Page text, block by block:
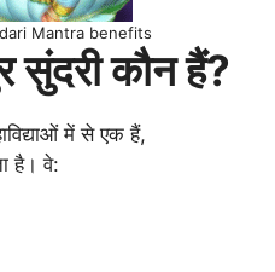
Mantra benefits
सुंदरी कौन हैं?
में से एक हैं,
है। वे: